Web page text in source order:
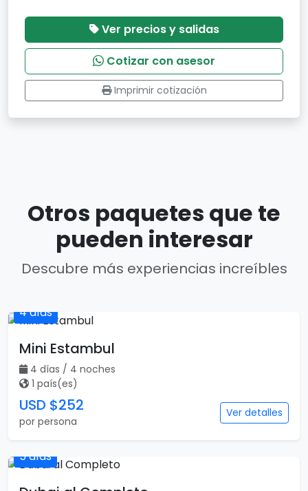
Ver precios y salidas
Cotizar con asesor
Imprimir cotización
Otros paquetes que te
pueden interesar
Descubre más experiencias increíbles
4 días
Mini Estambul